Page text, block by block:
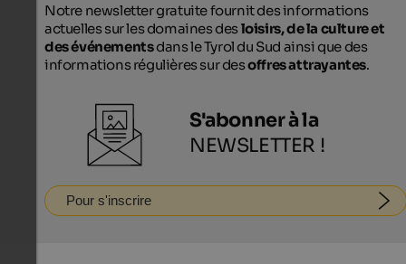
Notre newsletter gratuite fournit des informations
actuelles sur les domaines desloisirs, de la culture et
des événementsdans le Tyrol du Sud ainsi que des
informations régulières sur desoffres attrayantes.
S'abonner à la
NEWSLETTER !
Pour s'inscrire